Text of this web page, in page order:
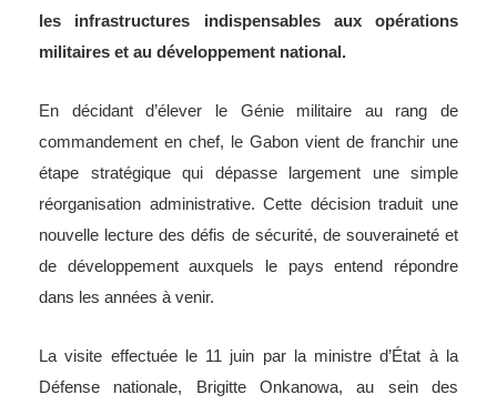
les infrastructures indispensables aux opérations
militaires et au développement national.
En décidant d’élever le Génie militaire au rang de
commandement en chef, le Gabon vient de franchir une
étape stratégique qui dépasse largement une simple
réorganisation administrative. Cette décision traduit une
nouvelle lecture des défis de sécurité, de souveraineté et
de développement auxquels le pays entend répondre
dans les années à venir.
La visite effectuée le 11 juin par la ministre d’État à la
Défense nationale, Brigitte Onkanowa, au sein des